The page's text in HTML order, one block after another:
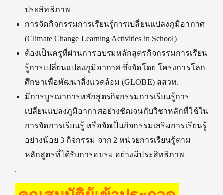
ประสิทธิภาพ
การจัดกิจกรรมการเรียนรู้การเปลี่ยนแปลงภูมิอากาศ
(Climate Change Learning Activities in School)
ต้องเป็นครูที่ผ่านการอบรมหลักสูตรกิจกรรมการเรียน
รู้การเปลี่ยนแปลงภูมิอากาศ ซึ่งจัดโดย โครงการโลก
ศึกษาเพื่อพัฒนาสิ่งแวดล้อม (GLOBE) สสวท.
มีการบูรณาการหลักสูตรกิจกรรมการเรียนรู้การ
เปลี่ยนแปลงภูมิอากาศอย่างชัดเจนกับวิชาหลักที่ใช้ใน
การจัดการเรียนรู้ หรือจัดเป็นกิจกรรมเสริมการเรียนรู้
อย่างน้อย 3 กิจกรรม จาก 2 หน่วยการเรียนรู้ตาม
หลักสูตรที่ได้รับการอบรม อย่างมีประสิทธิภาพ
.